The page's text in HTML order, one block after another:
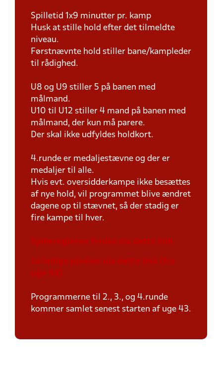
Spilletid 1x9 minutter pr. kamp
Husk at stille hold efter det tilmeldte
niveau.
Førstnævnte hold stiller bane/kampleder
til rådighed.
U8 og U9 stiller 5 på banen med
målmand.
U10 til U12 stiller 4 mand på banen med
målmand, der kun må parere.
Der skal ikke udfyldes holdkort.
4.runde er medaljestævne og der er
medaljer til alle.
Hvis evt. oversidderkampe ikke besættes
af nye hold, vil programmet blive ændret
dagene op til stævnet, så der stadig er
fire kampe til hver.
Spillereglerne findes via dette link.
Se ledige pladser via dette link (fra
uge 43).
Programmerne til 2., 3., og 4.runde
kommer samlet senest starten af uge 43.